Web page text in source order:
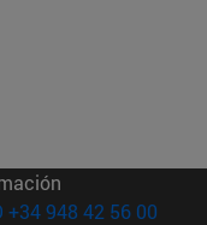
+34 948 42 56 00